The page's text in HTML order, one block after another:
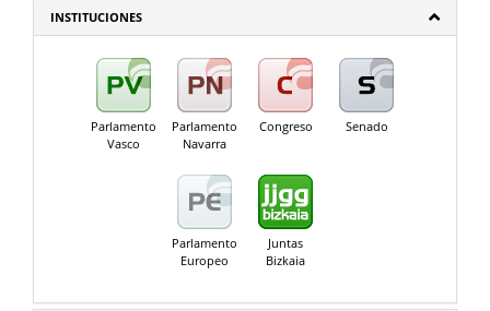
INSTITUCIONES
Parlamento
Vasco
Parlamento
Navarra
Congreso Senado
Parlamento
Europeo
Juntas
Bizkaia